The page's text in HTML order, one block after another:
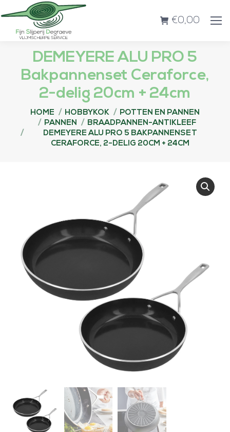
€0,00
DEMEYERE ALU PRO 5
Bakpannenset Ceraforce,
2-delig 20cm + 24cm
Je bent hier:
HOME HOBBYKOK
POTTEN EN PANNEN
PANNEN
BRAADPANNEN-ANTIKLEEF
DEMEYERE ALU PRO 5 BAKPANNENSET
CERAFORCE, 2-DELIG 20CM + 24CM